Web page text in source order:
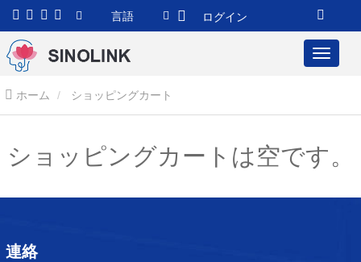
言語 ログイン
ホーム ショッピングカート
ショッピングカートは空です。
連絡